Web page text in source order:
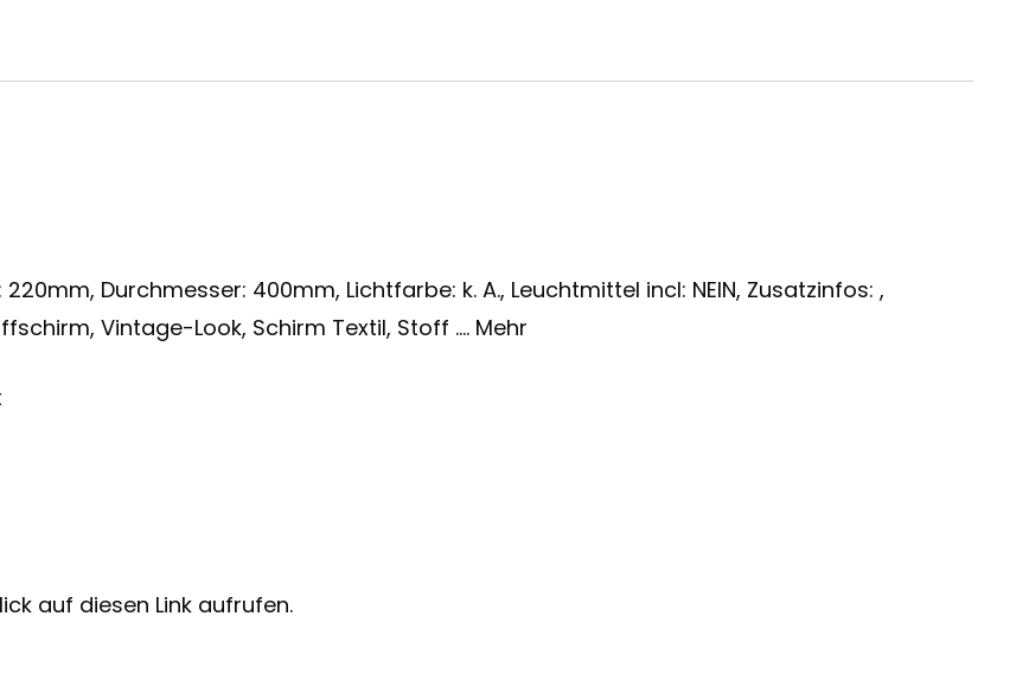
Durchmesser: 400mm, Lichtfarbe: k. A., Leuchtmittel incl: NEIN, Zusatzinfos: ,
Vintage-Look, Schirm Textil, Stoff …. Mehr
auf diesen Link aufrufen.